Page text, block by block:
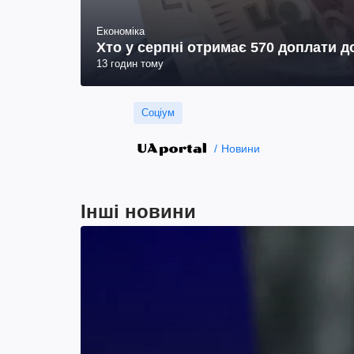
Економіка
Хто у серпні отримає 570 доплати
13 годин тому
Соціум
Новини
Інші новини